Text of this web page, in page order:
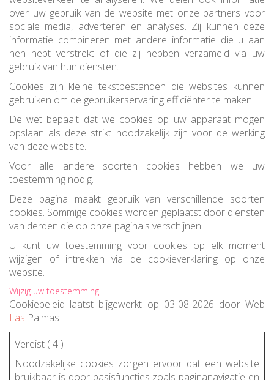
over uw gebruik van de website met onze partners voor
sociale media, adverteren en analyses. Zij kunnen deze
informatie combineren met andere informatie die u aan
hen hebt verstrekt of die zij hebben verzameld via uw
gebruik van hun diensten.
Cookies zijn kleine tekstbestanden die websites kunnen
gebruiken om de gebruikerservaring efficiënter te maken.
De wet bepaalt dat we cookies op uw apparaat mogen
opslaan als deze strikt noodzakelijk zijn voor de werking
van deze website.
Voor alle andere soorten cookies hebben we uw
toestemming nodig.
Deze pagina maakt gebruik van verschillende soorten
cookies. Sommige cookies worden geplaatst door diensten
van derden die op onze pagina's verschijnen.
U kunt uw toestemming voor cookies op elk moment
wijzigen of intrekken via de cookieverklaring op onze
website.
Wijzig uw toestemming
Cookiebeleid laatst bijgewerkt op 03-08-2026 doorWeb
Las Palmas
Vereist ( 4 )
Noodzakelijke cookies zorgen ervoor dat een website
bruikbaar is door basisfuncties zoals paginanavigatie en